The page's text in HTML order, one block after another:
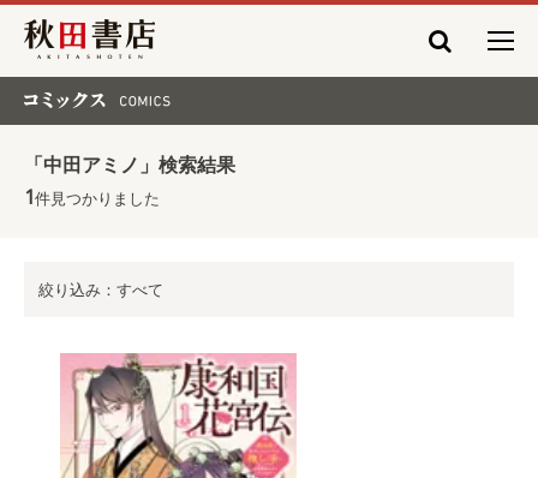
秋田書店
「中田アミノ」検索結果
1件見つかりました
絞り込み：すべて